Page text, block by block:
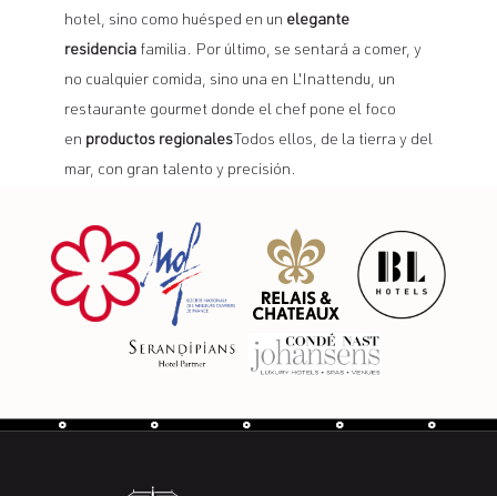
hotel, sino como huésped en un elegante
residenciafamilia. Por último, se sentará a comer, y
no cualquier comida, sino una en L'Inattendu, un
restaurante gourmet donde el chef pone el foco
en productos regionalesTodos ellos, de la tierra y del
mar, con gran talento y precisión.